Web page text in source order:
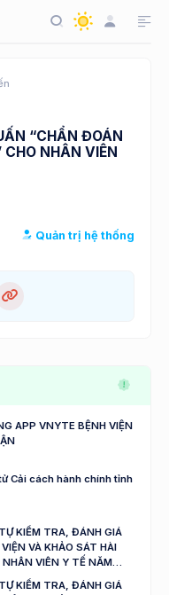
“CHẨN ĐOÁN
CHO NHÂN VIÊN
Quản trị hệ thống
APP VNYTE BỆNH VIỆN
Cải cách hành chính tỉnh
KIỂM TRA, ĐÁNH GIÁ
VÀ KHẢO SÁT HÀI
VIÊN Y TẾ NĂM
KIỂM TRA, ĐÁNH GIÁ